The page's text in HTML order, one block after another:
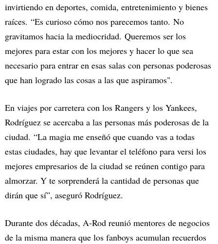
invirtiendo en deportes, comida, entretenimiento y bienes
raíces. “Es curioso cómo nos parecemos tanto. No
gravitamos hacia la mediocridad. Queremos ser los
mejores para estar con los mejores y hacer lo que sea
necesario para entrar en esas salas con personas poderosas
que han logrado las cosas a las que aspiramos".
En viajes por carretera con los Rangers y los Yankees,
Rodríguez se acercaba a las personas más poderosas de la
ciudad. “La magia me enseñó que cuando vas a todas
estas ciudades, hay que levantar el teléfono para versi los
mejores empresarios de la ciudad se reúnen contigo para
almorzar. Y te sorprenderá la cantidad de personas que
dirán que sí”, aseguró Rodríguez.
Durante dos décadas, A-Rod reunió mentores de negocios
de la misma manera que los fanboys acumulan recuerdos